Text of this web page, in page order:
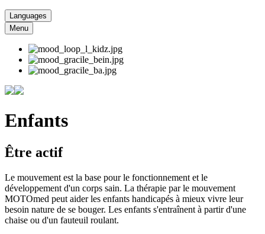
Languages
Menu
Enfants
Être actif
Le mouvement est la base pour le fonctionnement et le
développement d'un corps sain. La thérapie par le mouvement
MOTOmed peut aider les enfants handicapés à mieux vivre leur
besoin nature de se bouger. Les enfants s'entraînent à partir d'une
chaise ou d'un fauteuil roulant.